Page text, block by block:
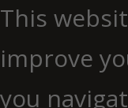
This
improve
you